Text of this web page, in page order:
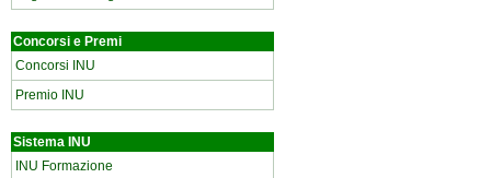
Concorsi e Premi
Concorsi INU
Premio INU
Sistema INU
INU Formazione